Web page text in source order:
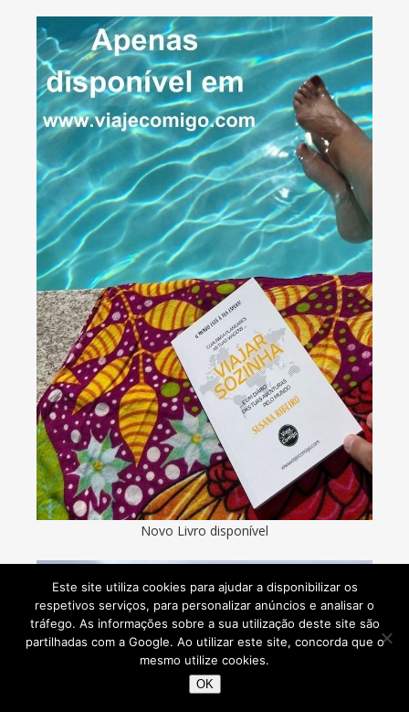
Novo Livro disponível
Este site utiliza cookies para ajudar a disponibilizar os
respetivos serviços, para personalizar anúncios e analisar o
tráfego. As informações sobre a sua utilização deste site são
partilhadas com a Google. Ao utilizar este site, concorda que o
mesmo utilize cookies.
OK